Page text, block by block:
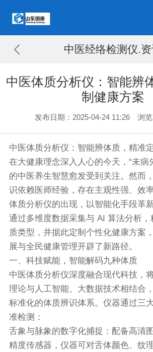
中医经络检测仪.
中医体质分析仪：智能辨
制健康方案
发布日期：2025-04-24 11:26 浏览
中医体质分析仪 ：智能辨体质，精准
在大健康理念深入人心的今天，“未病
的中医养生智慧愈发受到关注。然而
识依赖医师经验，存在主观性强、效
体质分析仪的出现，以智能化手段革
通过多维度数据采集与 AI 算法分析，
质类型，并据此定制个性化健康方案
展与全民健康管理开辟了新路径。
一、科技赋能，智能解码九种体质
中医体质分析仪深度融合现代科技，
理论与人工智能、大数据技术相结合
标准化的体质辨识体系。仪器通过三
准检测：
舌象与脉象的数字化捕捉：配备高清
精度传感器，仪器可对舌体颜色、纹